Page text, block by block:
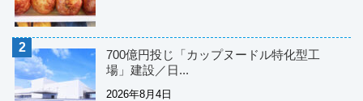
700億円投じ「カップヌードル特化型工
場」建設／日...
2026年8月4日